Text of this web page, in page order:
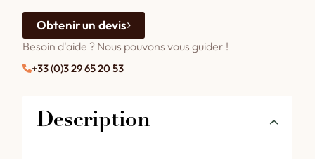
Obtenir un devis
Besoin d'aide ? Nous pouvons vous guider !
+33 (0)3 29 65 20 53
Description